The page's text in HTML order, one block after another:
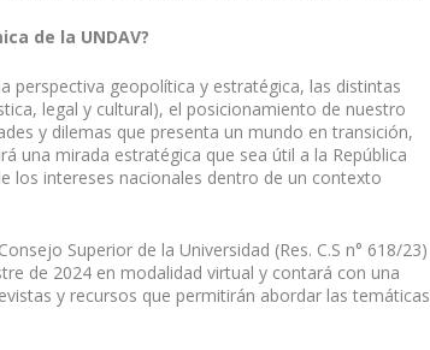
de la UNDAV?
perspectiva geopolítica y estratégica, las distintas
legal y cultural), el posicionamiento de nuestro
y dilemas que presenta un mundo en transición,
una mirada estratégica que sea útil a la República
los intereses nacionales dentro de un contexto
Superior de la Universidad (Res. C.S n° 618/23)
de 2024 en modalidad virtual y contará con una
y recursos que permitirán abordar las temáticas